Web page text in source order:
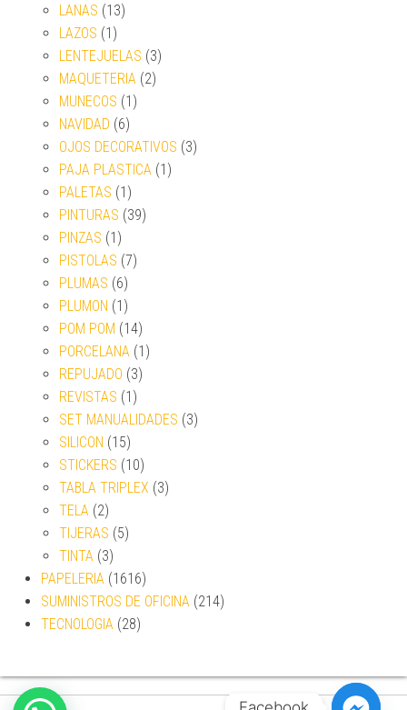
LANAS (13)
LAZOS (1)
LENTEJUELAS (3)
MAQUETERIA (2)
MUNECOS (1)
NAVIDAD (6)
OJOS DECORATIVOS (3)
PAJA PLASTICA (1)
PALETAS (1)
PINTURAS (39)
PINZAS (1)
PISTOLAS (7)
PLUMAS (6)
PLUMON (1)
POM POM (14)
PORCELANA (1)
REPUJADO (3)
REVISTAS (1)
SET MANUALIDADES (3)
SILICON (15)
STICKERS (10)
TABLA TRIPLEX (3)
TELA (2)
TIJERAS (5)
TINTA (3)
PAPELERIA (1616)
SUMINISTROS DE OFICINA (214)
TECNOLOGIA (28)